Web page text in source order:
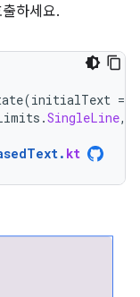
하세요.
(initialText =
.SingleLine,
. kt